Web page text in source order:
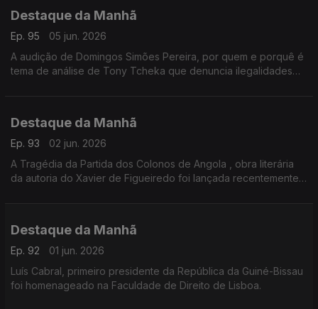
Destaque da Manhã
Ep. 95
05 jun. 2026
A audição de Domingos Simões Pereira, por quem e porquê é
tema de análise de Tony Tcheka que denuncia ilegalidades
Destaque da Manhã
Ep. 93
02 jun. 2026
A Tragédia da Partida dos Colonos de Angola , obra literária
da autoria do Xavier de Figueiredo foi lançada recentemente
Destaque da Manhã
Ep. 92
01 jun. 2026
Luís Cabral, primeiro presidente da República da Guiné-Bissau
foi homenageado na Faculdade de Direito de Lisboa.